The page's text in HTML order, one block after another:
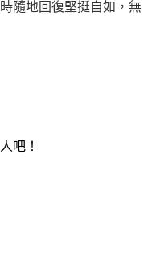
隨地回復堅挺自如，無
吧！